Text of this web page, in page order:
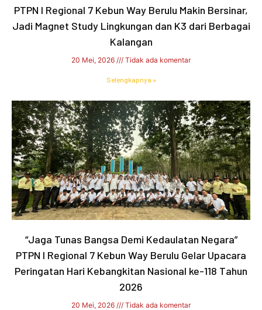
PTPN I Regional 7 Kebun Way Berulu Makin Bersinar,
Jadi Magnet Study Lingkungan dan K3 dari Berbagai
Kalangan
20 Mei, 2026 Tidak ada komentar
Selengkapnya »
“Jaga Tunas Bangsa Demi Kedaulatan Negara”
PTPN I Regional 7 Kebun Way Berulu Gelar Upacara
Peringatan Hari Kebangkitan Nasional ke-118 Tahun
2026
20 Mei, 2026 Tidak ada komentar